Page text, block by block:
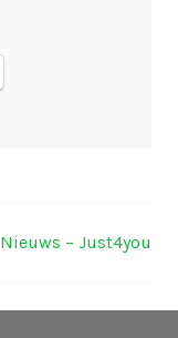
Nieuws – Just4you